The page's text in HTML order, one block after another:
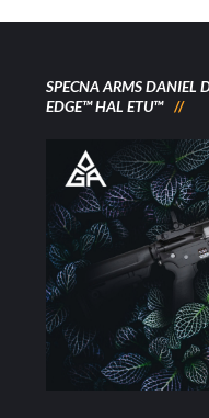
SPECNA ARMS DANIEL
EDGE™ HAL ETU™